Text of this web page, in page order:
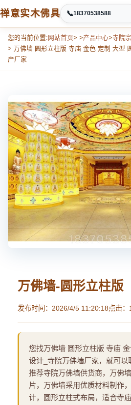
禅意实木佛具 📞18370538588
您的当前位置: 网站首页> >产品中心>寺院
> 万佛墙 圆形立柱版 寺庙 金色 定制 大型
产厂家
万佛墙-圆形立柱版
发布时间：2026/4/5 11:20:18点击
您找万佛墙 圆形立柱版 寺庙
设计_寺院万佛墙厂家，就可以
推荐寺院万佛墙供货商，万佛
片，万佛墙采用优质材料制作
计，圆形立柱式布局，适合寺